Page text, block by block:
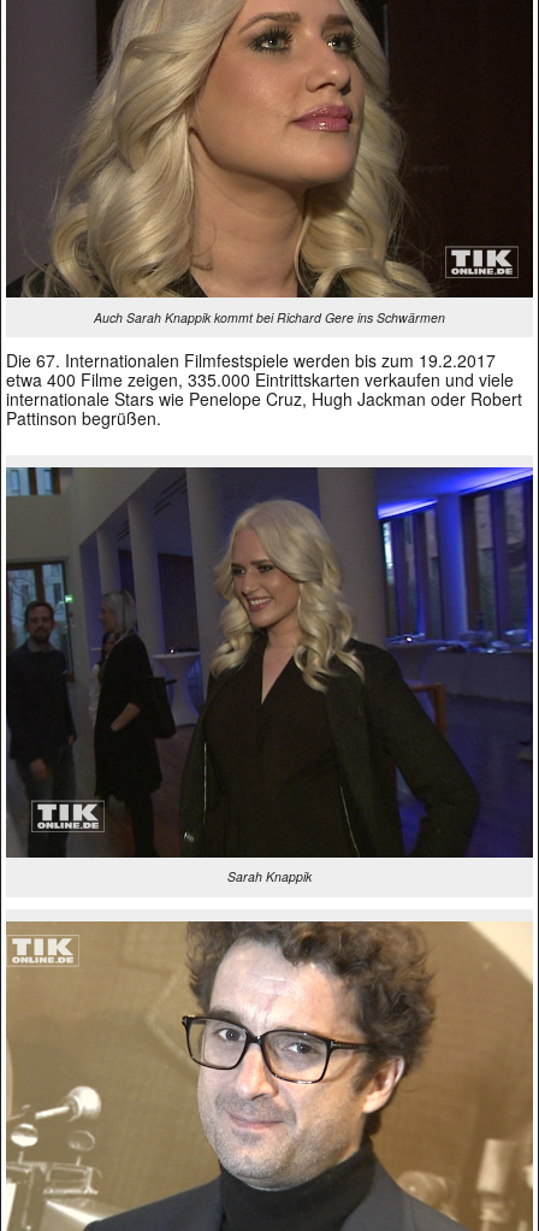
Auch Sarah Knappik kommt bei Richard Gere ins Schwärmen
Die 67. Internationalen Filmfestspiele werden bis zum 19.2.2017
etwa 400 Filme zeigen, 335.000 Eintrittskarten verkaufen und viele
internationale Stars wie Penelope Cruz, Hugh Jackman oder Robert
Pattinson begrüßen.
Sarah Knappik